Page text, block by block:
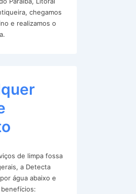
chegamos
e realizamos o
de limpa fossa
a Detecta
água abaixo e